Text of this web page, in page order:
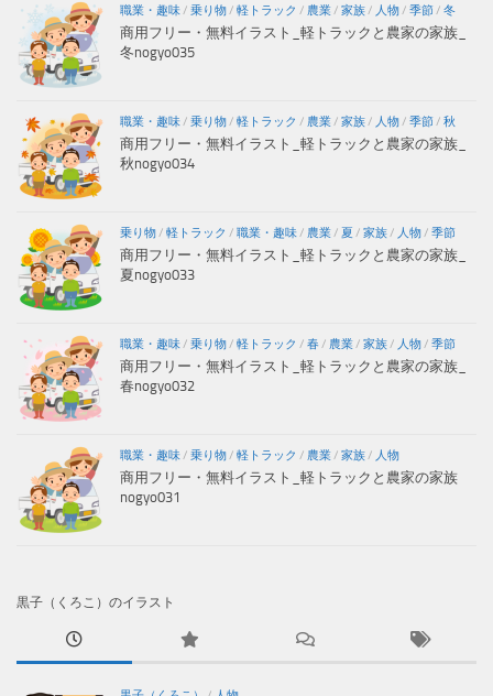
職業・趣味/ 乗り物/ 軽トラック / 農業/ 家族/ 人物/ 季節/ 冬
商用フリー・無料イラスト_軽トラックと農家の家族_
冬nogyo035
職業・趣味/ 乗り物/ 軽トラック / 農業/ 家族/ 人物/ 季節/ 秋
商用フリー・無料イラスト_軽トラックと農家の家族_
秋nogyo034
乗り物/ 軽トラック / 職業・趣味/ 農業/ 夏 / 家族/ 人物/ 季節
商用フリー・無料イラスト_軽トラックと農家の家族_
夏nogyo033
職業・趣味/ 乗り物/ 軽トラック / 春/ 農業/ 家族/ 人物/ 季節
商用フリー・無料イラスト_軽トラックと農家の家族_
春nogyo032
職業・趣味/ 乗り物/ 軽トラック / 農業/ 家族/ 人物
商用フリー・無料イラスト_軽トラックと農家の家族
nogyo031
黒子（くろこ）のイラスト